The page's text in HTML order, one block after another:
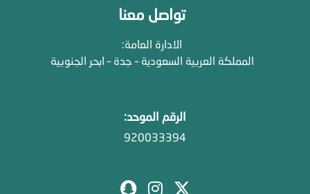
تواصل معنا
الادارة العامة:
المملكة العربية السعودية – جدة – ابحر الجنوبية
الرقم الموحد:
920033394